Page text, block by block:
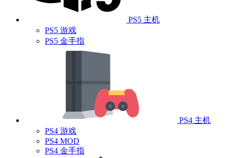
PS5 主机
PS5 游戏
PS5 金手指
PS4 主机
PS4 游戏
PS4 MOD
PS4 金手指